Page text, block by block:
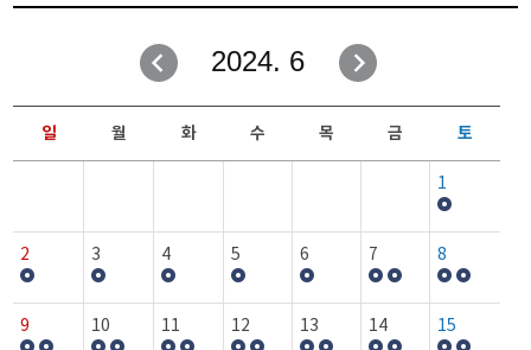
2024. 6
일 월 화 수 목 금 토
1
2 3 4 5 6 7 8
9 10 11 12 13 14 15